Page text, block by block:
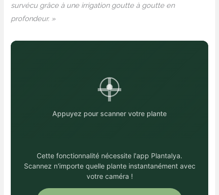
survécu grâce à une irrigation goutte à goutte en
profondeur. »
Appuyez pour scanner votre plante
Cette fonctionnalité nécessite l'app Plantalya.
Scannez n'importe quelle plante instantanément avec
votre caméra !